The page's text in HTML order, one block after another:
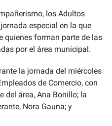
los Adultos
especial en la que
quienes forman parte de las
por el área municipal.
la jornada del miércoles
de Comercio, con
del área, Ana Bonillo; la
Nora Gauna; y